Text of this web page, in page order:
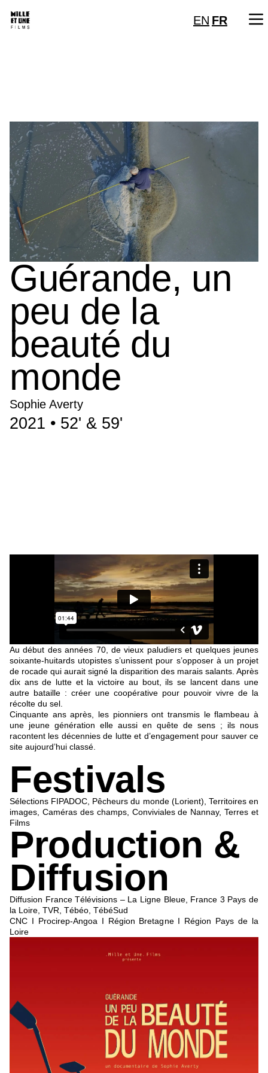
EN FR
Guérande, un
peu de la
beauté du
monde
Sophie Averty
2021 • 52' & 59'
Au début des années 70, de vieux paludiers et quelques jeunes
soixante-huitards utopistes s’unissent pour s’opposer à un projet
de rocade qui aurait signé la disparition des marais salants. Après
dix ans de lutte et la victoire au bout, ils se lancent dans une
autre bataille : créer une coopérative pour pouvoir vivre de la
récolte du sel.
Cinquante ans après, les pionniers ont transmis le flambeau à
une jeune génération elle aussi en quête de sens ; ils nous
racontent les décennies de lutte et d’engagement pour sauver ce
site aujourd’hui classé.
Festivals
Sélections FIPADOC, Pêcheurs du monde (Lorient), Territoires en
images, Caméras des champs, Conviviales de Nannay, Terres et
Films
Production &
Diffusion
Diffusion France Télévisions – La Ligne Bleue, France 3 Pays de
la Loire, TVR, Tébéo, TébéSud
CNC I Procirep-Angoa I Région Bretagne I Région Pays de la
Loire